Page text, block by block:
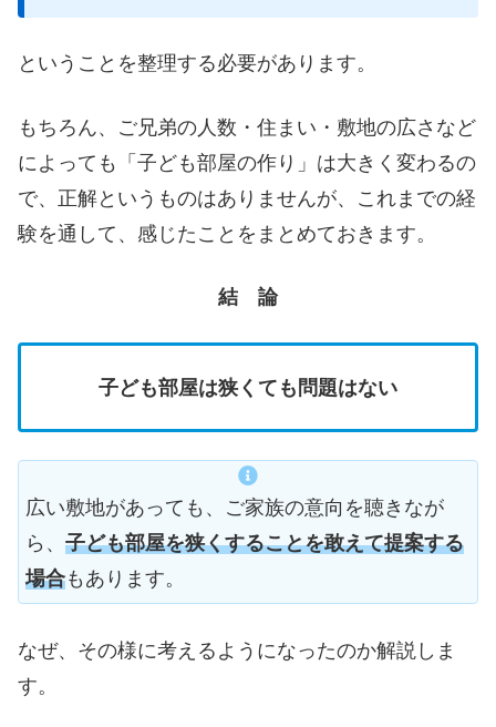
ということを整理する必要があります。
もちろん、ご兄弟の人数・住まい・敷地の広さなど
によっても「子ども部屋の作り」は大きく変わるの
で、正解というものはありませんが、これまでの経
験を通して、感じたことをまとめておきます。
結 論
子ども部屋は狭くても問題はない
広い敷地があっても、ご家族の意向を聴きなが
ら、 子ども部屋を狭くすることを敢えて提案する
場合もあります。
なぜ、その様に考えるようになったのか解説しま
す。